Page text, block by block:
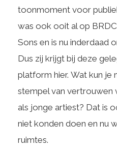
toonmoment voor
was ook ooit al op
Sons en is nu inderdaad
Dus zij krijgt bij deze
platform hier. Wat kun je
stempel van vertrouwen
als jonge artiest? Dat is
niet konden doen en nu
ruimtes.